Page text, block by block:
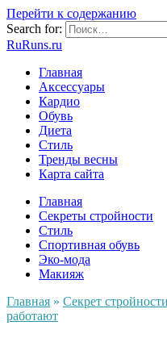
Перейти к содержанию
Search for:
RuRuns.ru
Главная
Аксессуары
Кардио
Обувь
Диета
Стиль
Тренды весны
Карта сайта
Главная
Секреты стройности
Стиль
Спортивная обувь
Эко-мода
Макияж
Главная » Секрет
работают